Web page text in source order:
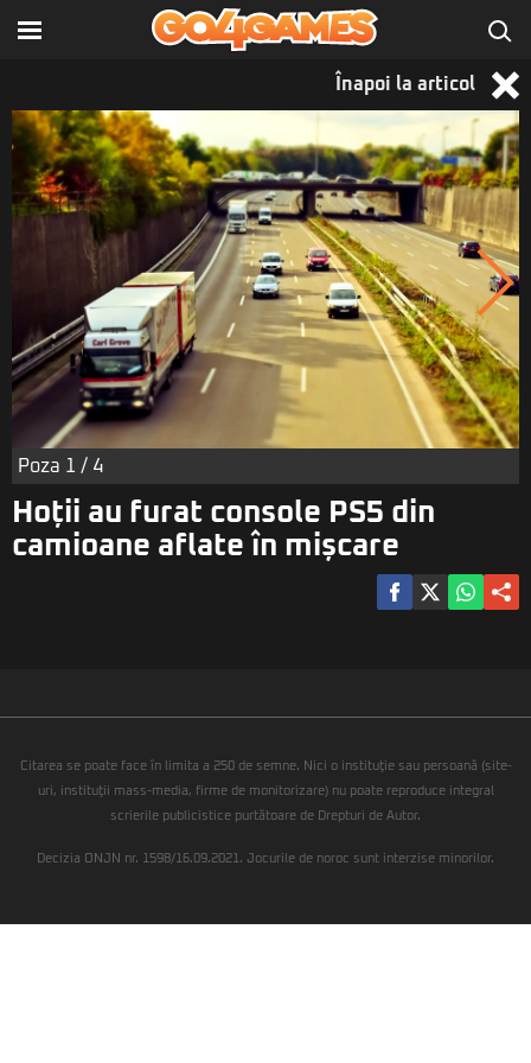
Înapoi la articol
Poza 1 / 4
Hoții au furat console PS5 din
camioane aflate în mișcare
Citarea se poate face în limita a 250 de semne. Nici o instituţie sau persoană (site-
uri, instituţii mass-media, firme de monitorizare) nu poate reproduce integral
scrierile publicistice purtătoare de Drepturi de Autor.
Decizia ONJN nr. 1598/16.09.2021. Jocurile de noroc sunt interzise minorilor.